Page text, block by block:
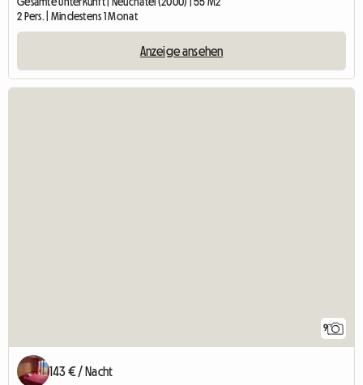
2 Pers. | Mindestens 1 Monat
Anzeige ansehen
9
143 € / Nacht